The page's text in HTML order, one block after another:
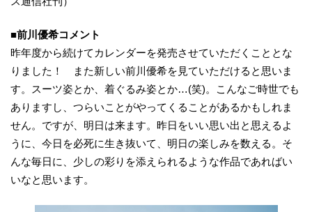
■前川優希コメント
昨年度から続けてカレンダーを発売させていただくこととな
りました！ また新しい前川優希を見ていただけると思いま
す。スーツ姿とか、着ぐるみ姿とか…(笑)。こんなご時世でも
ありますし、つらいことがやってくることがあるかもしれま
せん。ですが、明日は来ます。昨日をいい思い出と思えるよ
うに、今日を必死に生き抜いて、明日の楽しみを数える。そ
んな毎日に、少しの彩りを添えられるような作品であればい
いなと思います。